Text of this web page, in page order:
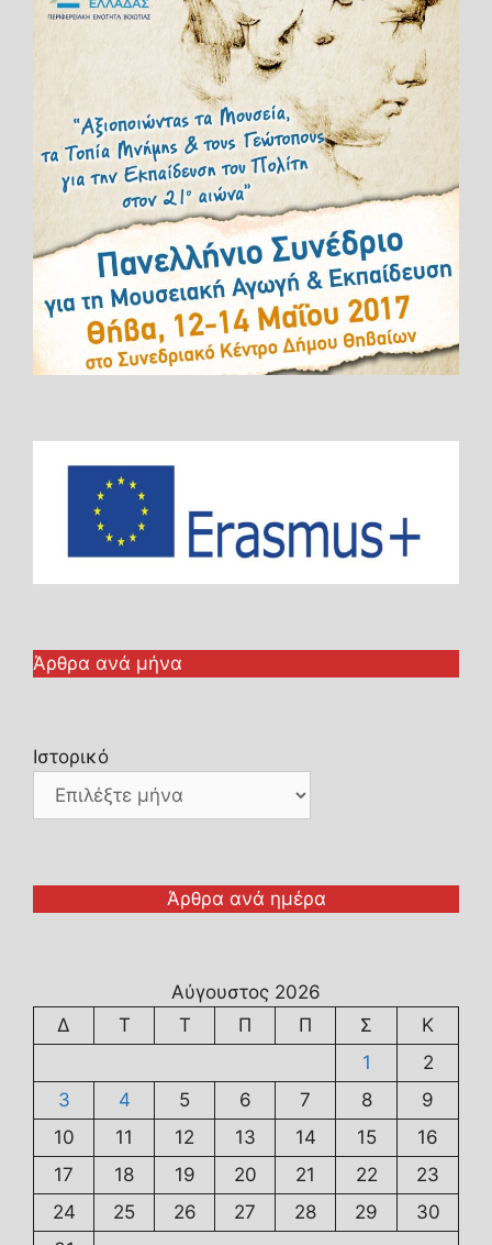
Άρθρα ανά μήνα
Ιστορικό
Άρθρα ανά ημέρα
Αύγουστος 2026
Δ
Τ Τ Π Π Σ
Κ
1
2
3
4 5 6 7 8
9
10
11 12 13 14 15
16
17
18 19 20 21 22
23
24
25 26 27 28 29
30